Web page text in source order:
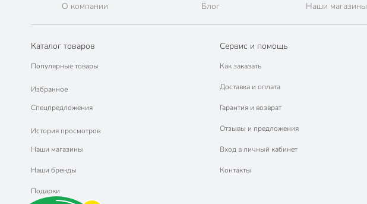
О компании Блог Наши магазины
Каталог товаров
Популярные товары
Избранное
Спецпредложения
История просмотров
Наши магазины
Наши бренды
Подарки
Сервис и помощь
Как заказать
Доставка и оплата
Гарантия и возврат
Отзывы и предложения
Вход в личный кабинет
Контакты